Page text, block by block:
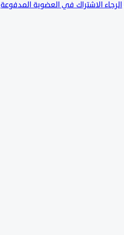
الرجاء الاشتراك في العضوية المدفوعة